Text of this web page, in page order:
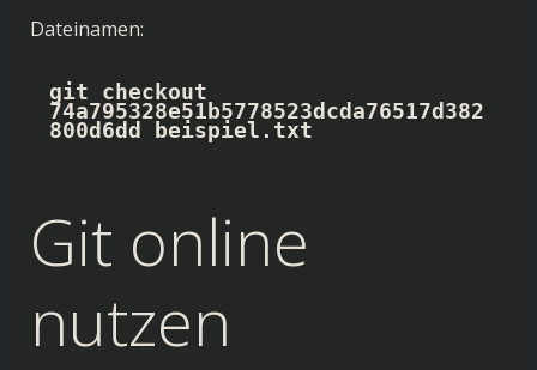
Dateinamen:
git checkout
74a795328e51b5778523dcda76517d382
800d6dd beispiel.txt
Git online
nutzen